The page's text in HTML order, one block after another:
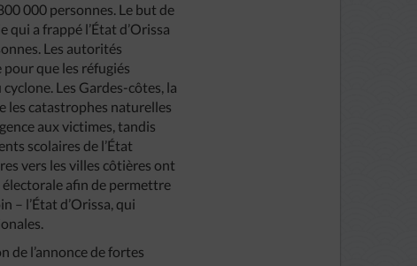
000 personnes. Le but de
qui a frappé l’État d’Orissa
Les autorités
que les réfugiés
Les Gardes-côtes, la
les catastrophes naturelles
aux victimes, tandis
scolaires de l’État
vers les villes côtières ont
électorale afin de permettre
– l’État d’Orissa, qui
de l’annonce de fortes